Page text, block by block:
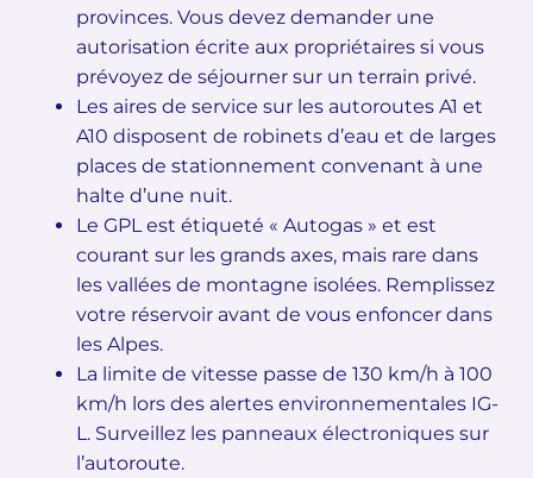
provinces. Vous devez demander une
autorisation écrite aux propriétaires si vous
prévoyez de séjourner sur un terrain privé.
Les aires de service sur les autoroutes A1 et
A10 disposent de robinets d’eau et de larges
places de stationnement convenant à une
halte d’une nuit.
Le GPL est étiqueté « Autogas » et est
courant sur les grands axes, mais rare dans
les vallées de montagne isolées. Remplissez
votre réservoir avant de vous enfoncer dans
les Alpes.
La limite de vitesse passe de 130 km/h à 100
km/h lors des alertes environnementales IG-
L. Surveillez les panneaux électroniques sur
l’autoroute.